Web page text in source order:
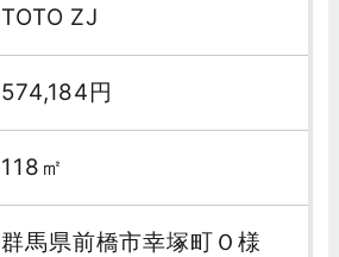
TOTO ZJ
574,184円
118㎡
群馬県前橋市幸塚町Ｏ様